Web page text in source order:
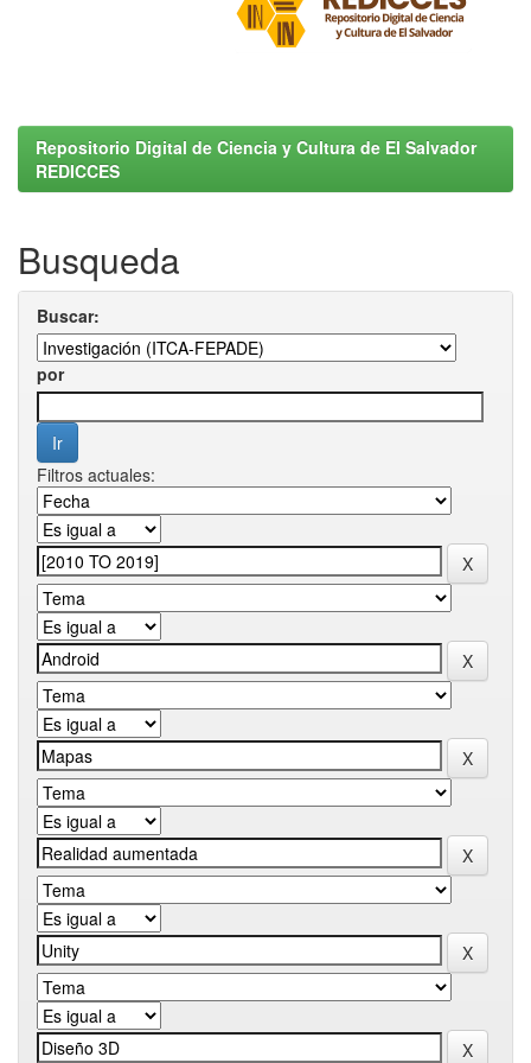
Repositorio Digital de Ciencia y Cultura de El Salvador
REDICCES
Busqueda
Buscar:
por
Filtros actuales: